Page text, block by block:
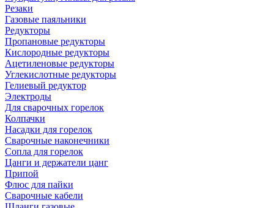
Резаки
Газовые паяльники
Редукторы
Пропановые редукторы
Кислородные редукторы
Ацетиленовые редукторы
Углекислотные редукторы
Гелиевый редуктор
Электроды
Для сварочных горелок
Колпачки
Насадки для горелок
Сварочные наконечники
Сопла для горелок
Цанги и держатели цанг
Припой
Флюс для пайки
Сварочные кабели